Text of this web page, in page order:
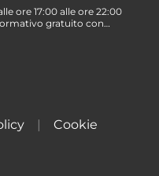
ore 17:00 alle ore 22:00
gratuito con…
| Cookie